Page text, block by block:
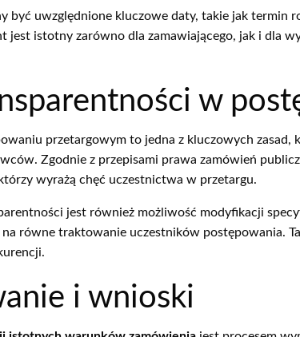
być uwzględnione kluczowe daty, takie jak termin
jest istotny zarówno dla zamawiającego, jak i dla
w
przetargowym to jedna z kluczowych
Zgodnie z przepisami prawa zamówień
wyrażą chęć uczestnictwa w przetargu.
jest również możliwość modyfikacji
równe traktowanie uczestników postępowania.
i wnioski